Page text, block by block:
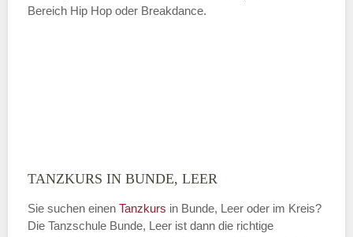
Bereich Hip Hop oder Breakdance.
TANZKURS IN BUNDE, LEER
Sie suchen einen Tanzkurs in Bunde, Leer oder im Kreis?
Die Tanzschule Bunde, Leer ist dann die richtige